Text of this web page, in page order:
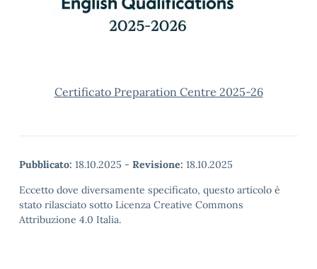
Certificato Preparation Centre 2025-26
Pubblicato: 18.10.2025 - Revisione: 18.10.2025
Eccetto dove diversamente specificato, questo articolo è
stato rilasciato sotto Licenza Creative Commons
Attribuzione 4.0 Italia.